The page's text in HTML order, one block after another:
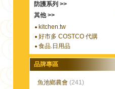
防護系列 >>
其他 >>
kitchen.tw
好市多 COSTCO 代購
食品.日用品
品牌專區
魚池鄉農會 (241)